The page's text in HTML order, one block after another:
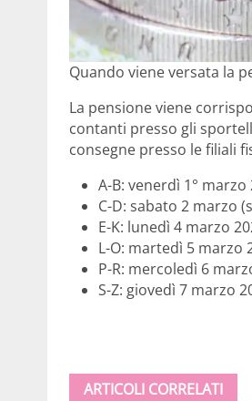
Quando viene versata la
La pensione viene
contanti presso gli
consegne presso le filiali
A-B: venerdì 1° marzo
C-D: sabato 2 marzo
E-K: lunedì 4 marzo
L-O: martedì 5 marzo
P-R: mercoledì 6
S-Z: giovedì 7 marzo
ARTICOLI CORRELATI